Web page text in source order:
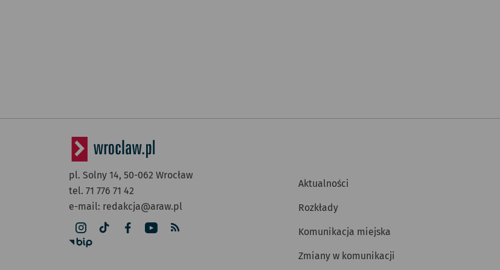
pl. Solny 14, 50-062 Wrocław
tel. 71 776 71 42
e-mail: redakcja@araw.pl
Aktualności
Rozkłady
Komunikacja miejska
Zmiany w komunikacji